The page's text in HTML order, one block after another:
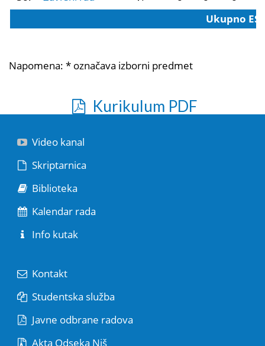
Ukupno
Napomena: * označava izborni predmet
Kurikulum PDF
Video kanal
Skriptarnica
Biblioteka
Kalendar rada
Info kutak
Kontakt
Studentska služba
Javne odbrane radova
Akta Odseka Niš